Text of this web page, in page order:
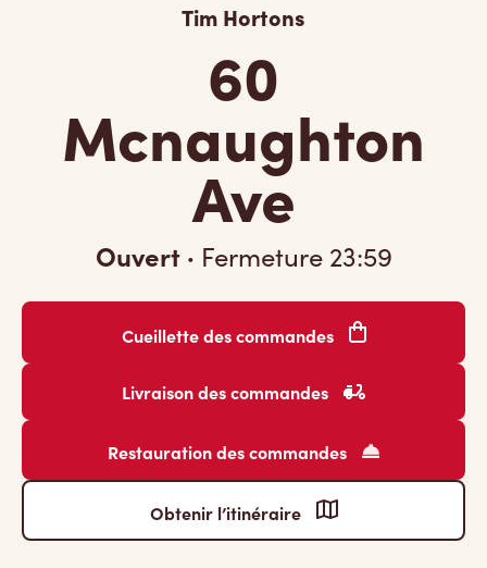
Tim Hortons
60
Mcnaughton
Ave
Ouvert · Fermeture 23:59
Cueillette des commandes
Livraison des commandes
Restauration des commandes
Obtenir l’itinéraire